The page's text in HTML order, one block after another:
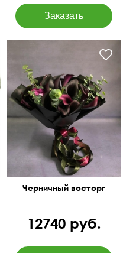
45 см 35 см
Черничный восторг
12740 руб.